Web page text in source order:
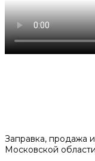
Заправка, продажа
Московской области